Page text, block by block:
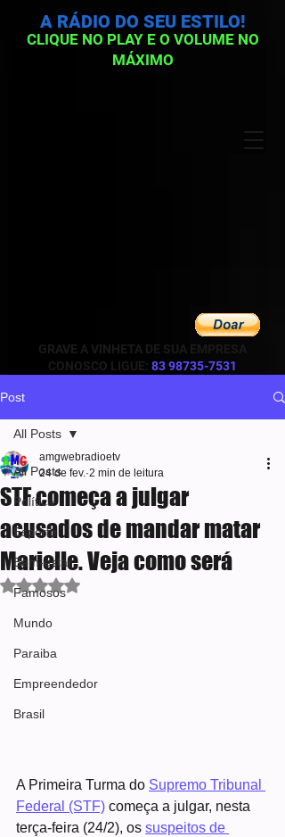
GRAVE A VINHETA DE SUA EMPRESA
CONOSCO LIGUE: 83 98735-7531
CLIQUE NO PLAY E O VOLUME NO
MÁXIMO
A RÁDIO DO SEU ESTILO!
Post
All Posts
Política
Esporte
Bem-estar
Famosos
Mundo
Paraiba
Empreendedor
Brasil
All Posts
STF começa a julgar
acusados de mandar matar
Marielle. Veja como será
amgwebradioetv
24 de fev. 2 min de leitura
Avaliado com NaN de 5 estrelas.
A Primeira Turma do Supremo Tribunal
Federal (STF) começa a julgar, nesta
terça-feira (24/2), os suspeitos de